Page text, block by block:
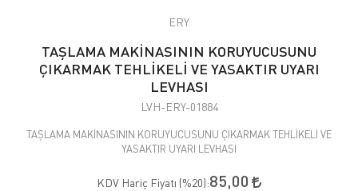
ERY
TAŞLAMA MAKİNASININ KORUYUCUSUNU
ÇIKARMAK TEHLİKELİ VE YASAKTIR UYARI
LEVHASI
LVH-ERY-01884
TAŞLAMA MAKİNASININ KORUYUCUSUNU ÇIKARMAK TEHLİKELİ VE
YASAKTIR UYARI LEVHASI
KDV Hariç Fiyatı (%20):85,00